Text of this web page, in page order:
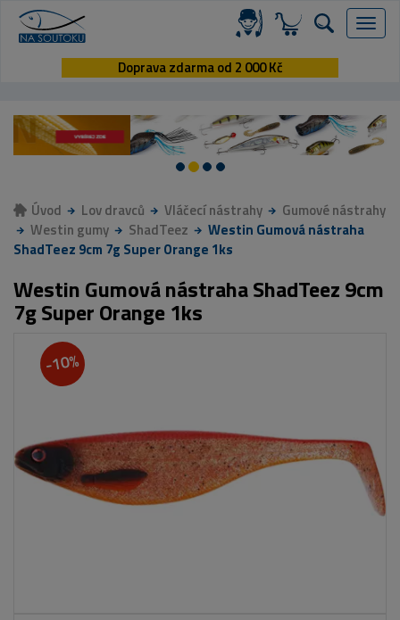
Menu
Doprava zdarma od 2 000 Kč
Úvod Lov dravců Vláčecí nástrahy
Gumové nástrahy
Westin gumy
ShadTeez
Westin Gumová nástraha
ShadTeez 9cm 7g Super Orange 1ks
Westin Gumová nástraha ShadTeez 9cm
7g Super Orange 1ks
-10%